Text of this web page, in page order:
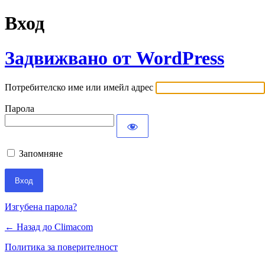
Вход
Задвижвано от WordPress
Потребителско име или имейл адрес
Парола
Запомняне
Изгубена парола?
← Назад до Climacom
Политика за поверителност